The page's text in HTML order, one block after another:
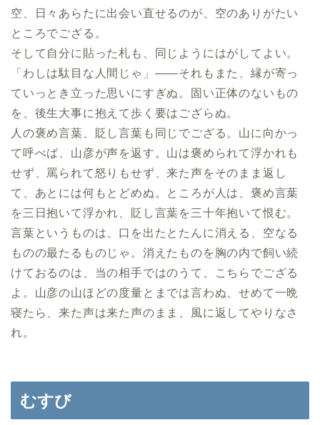
空、日々あらたに出会い直せるのが、空のありがたい
ところでござる。
そして自分に貼った札も、同じようにはがしてよい。
「わしは駄目な人間じゃ」――それもまた、縁が寄っ
ていっとき立った思いにすぎぬ。固い正体のないもの
を、後生大事に抱えて歩く要はござらぬ。
人の褒め言葉、貶し言葉も同じでござる。山に向かっ
て呼べば、山彦が声を返す。山は褒められて浮かれも
せず、罵られて怒りもせず、来た声をそのまま返し
て、あとには何もとどめぬ。ところが人は、褒め言葉
を三日抱いて浮かれ、貶し言葉を三十年抱いて恨む。
言葉というものは、口を出たとたんに消える、空なる
ものの最たるものじゃ。消えたものを胸の内で飼い続
けておるのは、当の相手ではのうて、こちらでござる
よ。山彦の山ほどの度量とまでは言わぬ、せめて一晩
寝たら、来た声は来た声のまま、風に返してやりなさ
れ。
むすび